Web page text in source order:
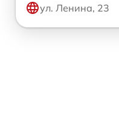
ул. Ленина, 23